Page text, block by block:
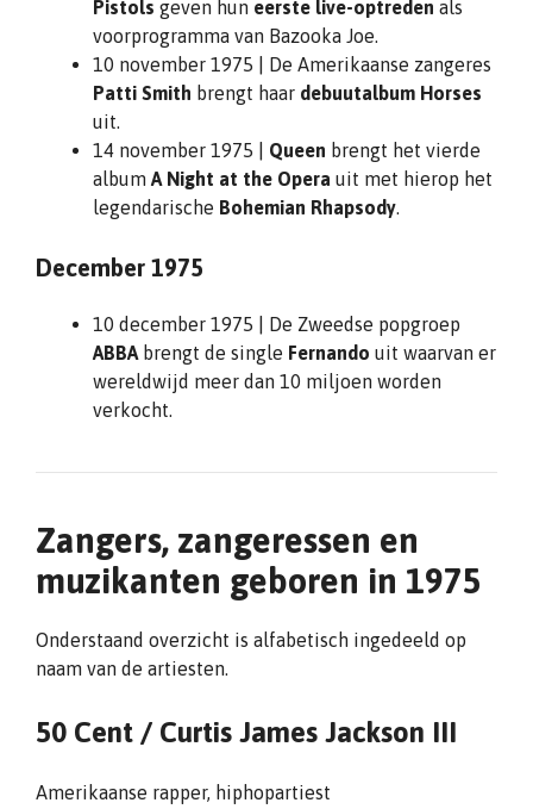
Pistols geven hun eerste live-optreden als
voorprogramma van Bazooka Joe.
10 november 1975 | De Amerikaanse zangeres
Patti Smith brengt haar debuutalbum Horses
uit.
14 november 1975 | Queen brengt het vierde
album A Night at the Opera uit met hierop het
legendarische Bohemian Rhapsody.
December 1975
10 december 1975 | De Zweedse popgroep
ABBA brengt de single Fernando uit waarvan er
wereldwijd meer dan 10 miljoen worden
verkocht.
Zangers, zangeressen en
muzikanten geboren in 1975
Onderstaand overzicht is alfabetisch ingedeeld op
naam van de artiesten.
50 Cent / Curtis James Jackson III
Amerikaanse rapper, hiphopartiest